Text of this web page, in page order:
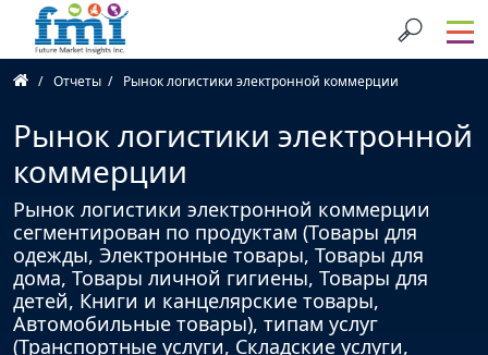
Отчеты Рынок логистики электронной коммерции
Рынок логистики электронной
коммерции
Рынок логистики электронной коммерции
сегментирован по продуктам (Товары для
одежды, Электронные товары, Товары для
дома, Товары личной гигиены, Товары для
детей, Книги и канцелярские товары,
Автомобильные товары), типам услуг
(Транспортные услуги, Складские услуги,